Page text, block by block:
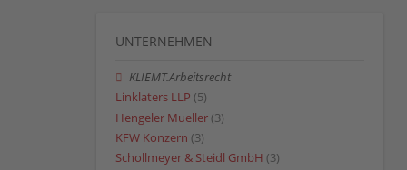
UNTERNEHMEN
KLIEMT.Arbeitsrecht
Linklaters LLP (5)
Hengeler Mueller (3)
KFW Konzern (3)
Schollmeyer & Steidl GmbH (3)